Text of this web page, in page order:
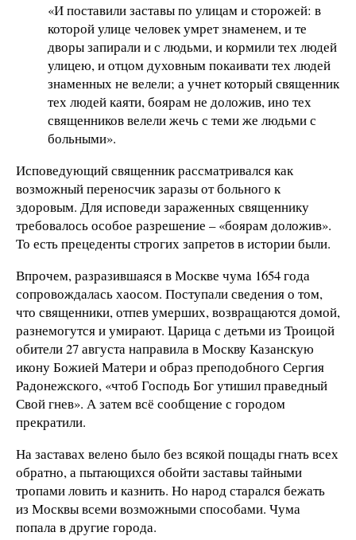
«И поставили заставы по улицам и сторожей: в
которой улице человек умрет знаменем, и те
дворы запирали и с людьми, и кормили тех людей
улицею, и отцом духовным покаивати тех людей
знаменных не велели; а учнет который священник
тех людей каяти, боярам не доложив, ино тех
священников велели жечь с теми же людьми с
больными».
Исповедующий священник рассматривался как
возможный переносчик заразы от больного к
здоровым. Для исповеди зараженных священнику
требовалось особое разрешение – «боярам доложив».
То есть прецеденты строгих запретов в истории были.
Впрочем, разразившаяся в Москве чума 1654 года
сопровождалась хаосом. Поступали сведения о том,
что священники, отпев умерших, возвращаются домой,
разнемогутся и умирают. Царица с детьми из Троицой
обители 27 августа направила в Москву Казанскую
икону Божией Матери и образ преподобного Сергия
Радонежского, «чтоб Господь Бог утишил праведный
Свой гнев». А затем всё сообщение с городом
прекратили.
На заставах велено было без всякой пощады гнать всех
обратно, а пытающихся обойти заставы тайными
тропами ловить и казнить. Но народ старался бежать
из Москвы всеми возможными способами. Чума
попала в другие города.